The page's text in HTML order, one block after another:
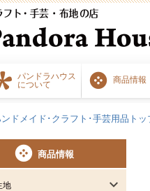
パンドラハウス
について
商品情報
ドメイド･クラフト･手芸用品トッ
商品情報
地